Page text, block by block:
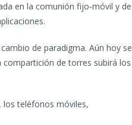
en la comunión fijo-móvil y de
de paradigma. Aún hoy se
compartición de torres subirá los
los teléfonos móviles,